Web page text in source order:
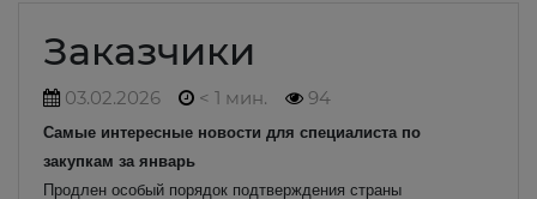
Заказчики
03.02.2026 < 1 мин. 94
Самые интересные новости для специалиста по
закупкам за январь
Продлен особый порядок подтверждения страны